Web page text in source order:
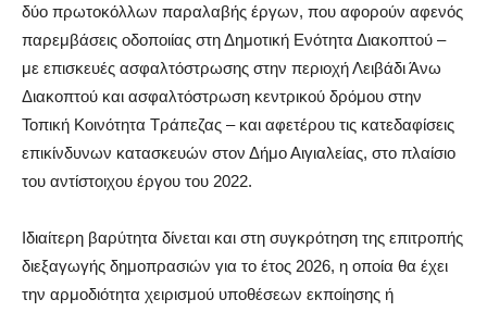
δύο πρωτοκόλλων παραλαβής έργων, που αφορούν αφενός
παρεμβάσεις οδοποιίας στη Δημοτική Ενότητα Διακοπτού –
με επισκευές ασφαλτόστρωσης στην περιοχή Λειβάδι Άνω
Διακοπτού και ασφαλτόστρωση κεντρικού δρόμου στην
Τοπική Κοινότητα Τράπεζας – και αφετέρου τις κατεδαφίσεις
επικίνδυνων κατασκευών στον Δήμο Αιγιαλείας, στο πλαίσιο
του αντίστοιχου έργου του 2022.
Ιδιαίτερη βαρύτητα δίνεται και στη συγκρότηση της επιτροπής
διεξαγωγής δημοπρασιών για το έτος 2026, η οποία θα έχει
την αρμοδιότητα χειρισμού υποθέσεων εκποίησης ή